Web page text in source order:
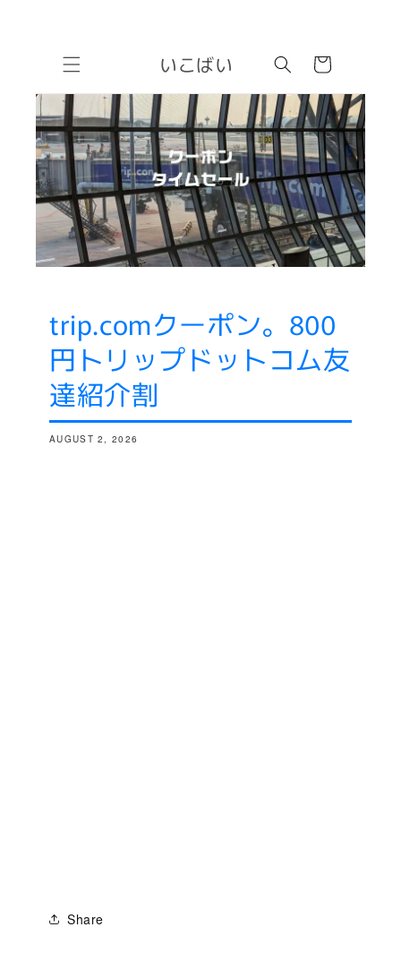
content
いこばい Cart
trip.comクーポン。800
円トリップドットコム友
達紹介割
AUGUST 2, 2026
Share